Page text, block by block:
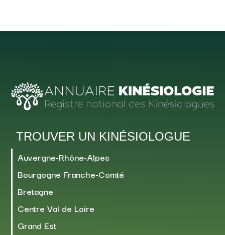
TROUVER UN KINÉSIOLOGUE
Auvergne-Rhône-Alpes
Bourgogne Franche-Comté
Bretagne
Centre Val de Loire
Grand Est